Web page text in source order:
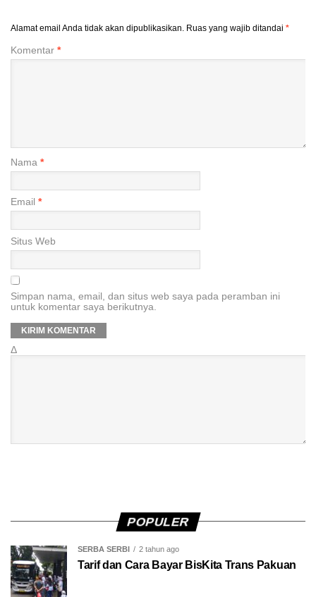
Alamat email Anda tidak akan dipublikasikan. Ruas yang wajib ditandai *
Komentar *
Nama *
Email *
Situs Web
Simpan nama, email, dan situs web saya pada peramban ini
untuk komentar saya berikutnya.
Δ
POPULER
SERBA SERBI 2 tahun ago
Tarif dan Cara Bayar BisKita Trans Pakuan